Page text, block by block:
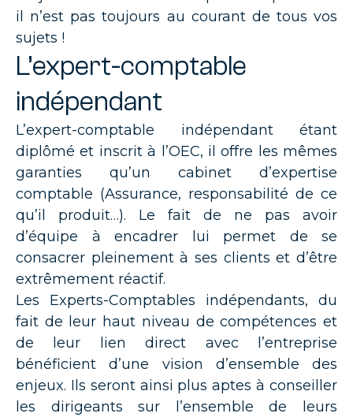
il n’est pas toujours au courant de tous vos
sujets !
L’expert-comptable
indépendant
L’expert-comptable indépendant étant
diplômé et inscrit à l’OEC, il offre les mêmes
garanties qu’un cabinet d’expertise
comptable (Assurance, responsabilité de ce
qu’il produit…). Le fait de ne pas avoir
d’équipe à encadrer lui permet de se
consacrer pleinement à ses clients et d’être
extrêmement réactif.
Les Experts-Comptables indépendants, du
fait de leur haut niveau de compétences et
de leur lien direct avec l’entreprise
bénéficient d’une vision d’ensemble des
enjeux. Ils seront ainsi plus aptes à conseiller
les dirigeants sur l’ensemble de leurs